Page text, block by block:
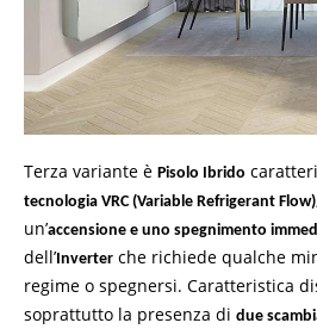
Terza variante è Pisolo Ibrido
tecnologia VRC (Variable Refrigerant Flow)
un’accensione e uno spegnimento
dell’Inverter che richiede qualche
regime o spegnersi. Caratteristica
soprattutto la presenza di due